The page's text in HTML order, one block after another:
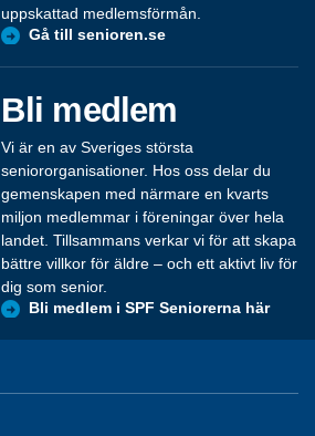
uppskattad medlemsförmån.
Gå till senioren.se
Bli medlem
Vi är en av Sveriges största
seniororganisationer. Hos oss delar du
gemenskapen med närmare en kvarts
miljon medlemmar i föreningar över hela
landet. Tillsammans verkar vi för att skapa
bättre villkor för äldre – och ett aktivt liv för
dig som senior.
Bli medlem i SPF Seniorerna här